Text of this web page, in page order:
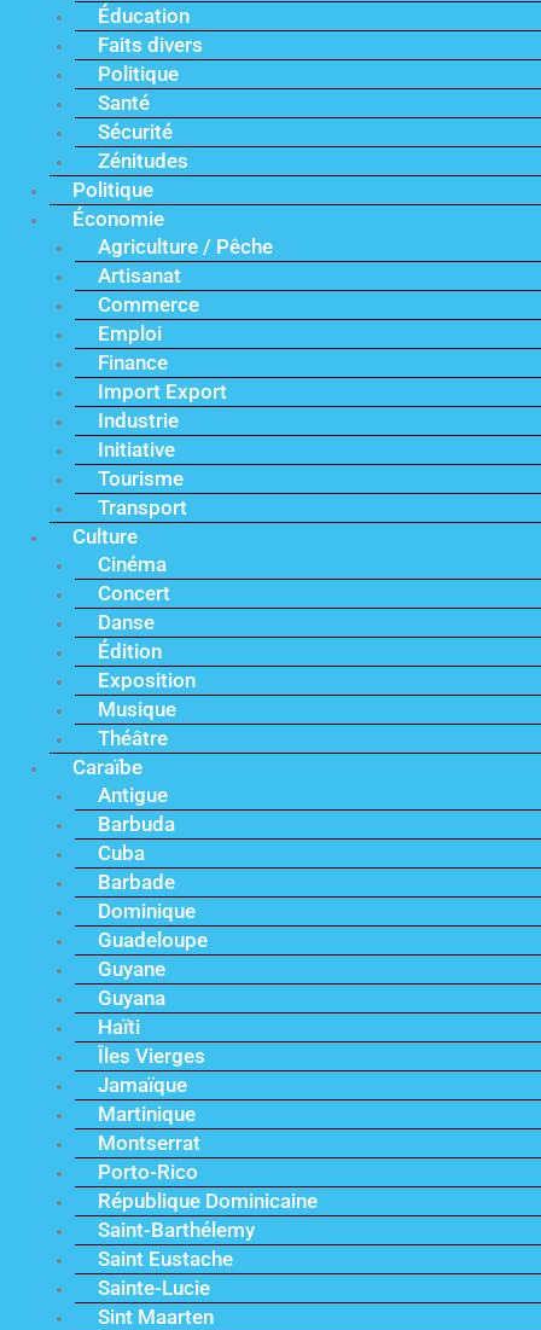
Éducation
Faits divers
Politique
Santé
Sécurité
Zénitudes
Politique
Économie
Agriculture / Pêche
Artisanat
Commerce
Emploi
Finance
Import Export
Industrie
Initiative
Tourisme
Transport
Culture
Cinéma
Concert
Danse
Édition
Exposition
Musique
Théâtre
Caraïbe
Antigue
Barbuda
Cuba
Barbade
Dominique
Guadeloupe
Guyane
Guyana
Haïti
Îles Vierges
Jamaïque
Martinique
Montserrat
Porto-Rico
République Dominicaine
Saint-Barthélemy
Saint Eustache
Sainte-Lucie
Sint Maarten